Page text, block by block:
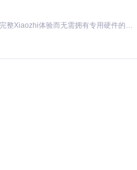
基于Python的Xiaozhi AI，适用于想要完整Xiaozhi体验而无需拥有专用硬件的用户。